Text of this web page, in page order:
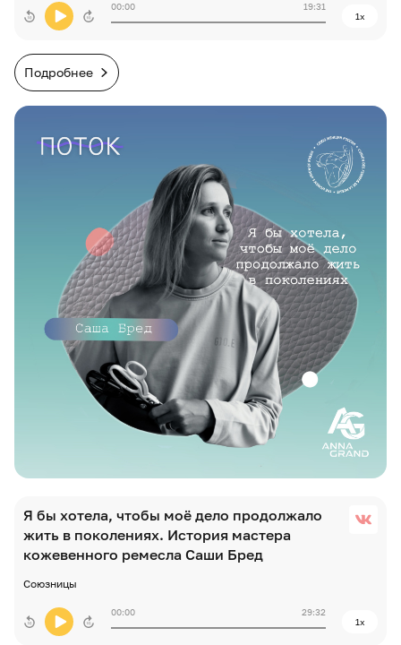
00:00
19:31
1x
Подробнее
Я бы хотела, чтобы моё дело продолжало
жить в поколениях. История мастера
кожевенного ремесла Саши Бред
Союзницы
00:00
29:32
1x